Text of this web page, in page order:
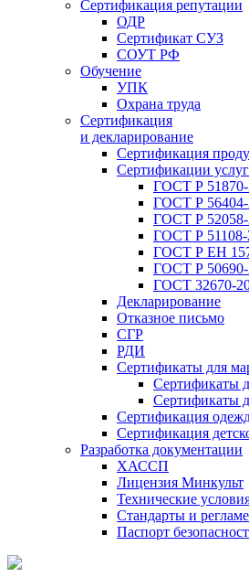
Сертификация репутации
ОДР
Сертификат СУЗ
СОУТ РФ
Обучение
УПК
Охрана труда
Сертификация
и декларирование
Сертификация
Сертификации услуг
ГОСТ Р 51870-
ГОСТ Р 56404-
ГОСТ Р 52058-
ГОСТ Р 51108-
ГОСТ Р ЕН
ГОСТ Р 50690-
ГОСТ 32670-
Декларирование
Отказное письмо
СГР
РДИ
Сертификаты для
Сертификаты
Сертификаты
Сертификация
Сертификация
Разработка документации
ХАССП
Лицензия Минкульт
Технические
Стандарты и
Паспорт